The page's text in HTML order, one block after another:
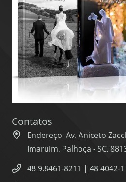
Contatos
Endereço: Av. Aniceto
Imaruim, Palhoça - SC,
48 9.8461-8211 | 48 4042-